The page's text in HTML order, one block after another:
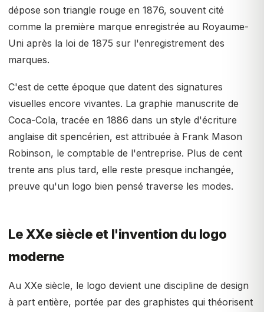
dépose son triangle rouge en 1876, souvent cité
comme la première marque enregistrée au Royaume-
Uni après la loi de 1875 sur l'enregistrement des
marques.
C'est de cette époque que datent des signatures
visuelles encore vivantes. La graphie manuscrite de
Coca-Cola, tracée en 1886 dans un style d'écriture
anglaise dit spencérien, est attribuée à Frank Mason
Robinson, le comptable de l'entreprise. Plus de cent
trente ans plus tard, elle reste presque inchangée,
preuve qu'un logo bien pensé traverse les modes.
Le XXe siècle et l'invention du logo
moderne
Au XXe siècle, le logo devient une discipline de design
à part entière, portée par des graphistes qui théorisent